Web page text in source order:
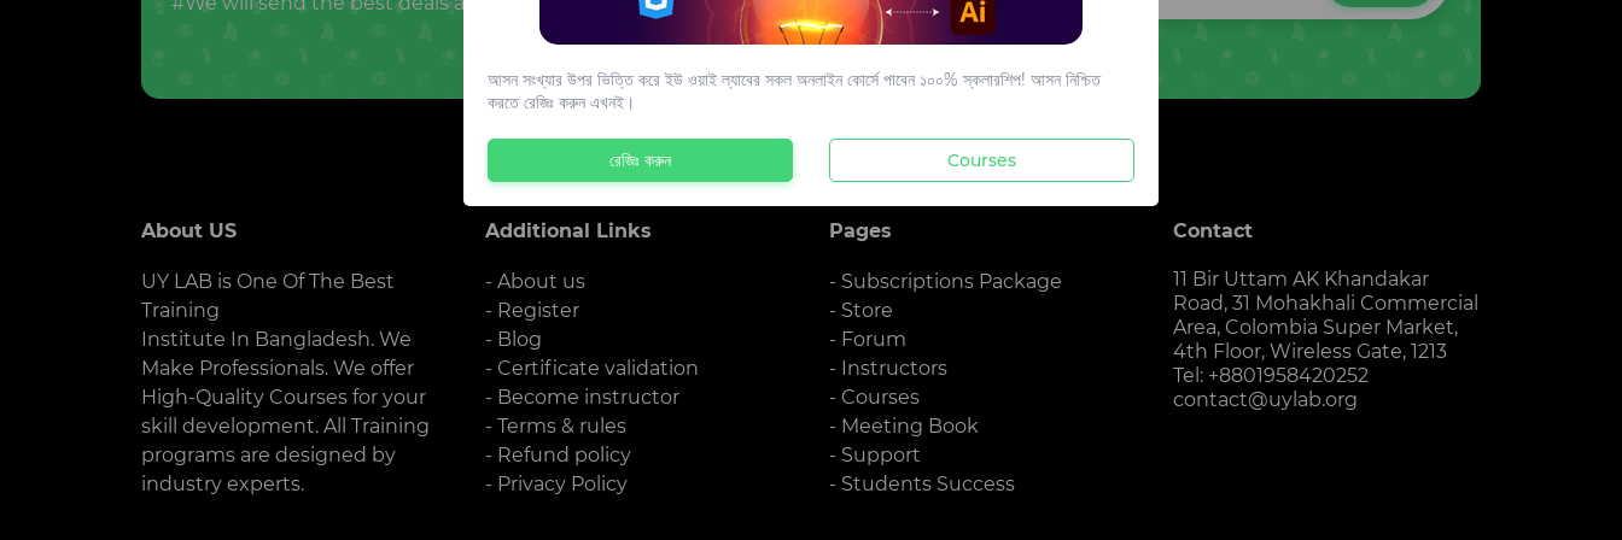
About US
UY LAB is One Of The Best
Training
Institute In Bangladesh. We
Make Professionals. We offer
High-Quality Courses for your
skill development. All Training
programs are designed by
industry experts.
Additional Links
- About us
- Register
- Blog
- Certificate validation
- Become instructor
- Terms & rules
- Refund policy
- Privacy Policy
Pages
- Subscriptions Package
- Store
- Forum
- Instructors
- Courses
- Meeting Book
- Support
- Students Success
Contact
11 Bir Uttam AK Khandakar
Road, 31 Mohakhali Commercial
Area, Colombia Super Market,
4th Floor, Wireless Gate, 1213
Tel: +8801958420252
contact@uylab.org
আসন সংখ্যার উপর ভিত্তি করে ইউ ওয়াই ল্যাবের সকল অনলাইন কোর্সে পাবেন ১০০% স্কলারশিপ! আসন নিশ্চিত
করতে রেজিঃ করুন এখনই।
রেজিঃ করুন Courses